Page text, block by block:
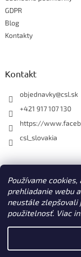
Používame
prehliadanie webu
neustále zlepšovali
použitelnosť. Viac
GDPR
Blog
Kontakty
Kontakt
objednavky@csl.sk
+421 917 107 130
https://
csl_slovakia
Facebook